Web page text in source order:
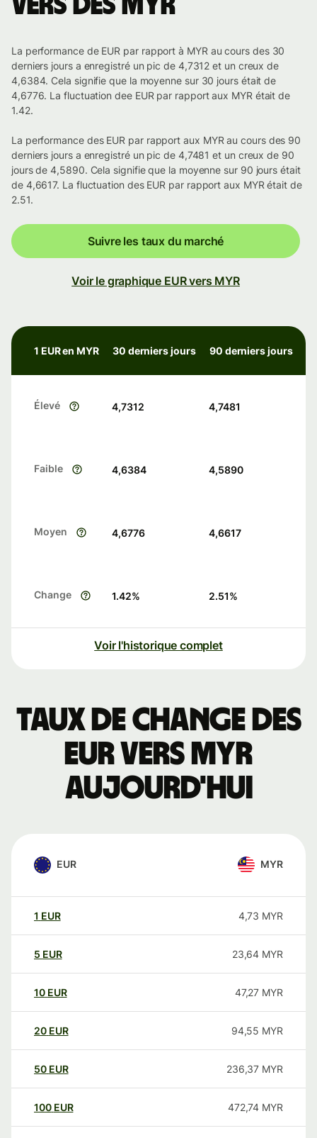
vers des MYR
La performance de EUR par rapport à MYR au cours des 30
derniers jours a enregistré un pic de 4,7312 et un creux de
4,6384. Cela signifie que la moyenne sur 30 jours était de
4,6776. La fluctuation dee EUR par rapport aux MYR était de
1.42.
La performance des EUR par rapport aux MYR au cours des 90
derniers jours a enregistré un pic de 4,7481 et un creux de 90
jours de 4,5890. Cela signifie que la moyenne sur 90 jours était
de 4,6617. La fluctuation des EUR par rapport aux MYR était de
2.51.
Suivre les taux du marché
Voir le graphique EUR vers MYR
1 EUR en MYR 30 derniers jours 90 derniers jours
Élevé 4,7312 4,7481
Faible 4,6384 4,5890
Moyen 4,6776 4,6617
Change 1.42% 2.51%
Voir l'historique complet
Taux de change des
EUR vers MYR
aujourd'hui
EUR MYR
1 EUR 4,73 MYR
5 EUR 23,64 MYR
10 EUR 47,27 MYR
20 EUR 94,55 MYR
50 EUR 236,37 MYR
100 EUR 472,74 MYR